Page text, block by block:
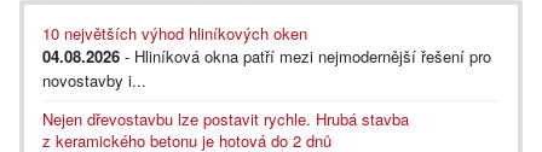
10 největších výhod hliníkových oken
04.08.2026 - Hliníková okna patří mezi nejmodernější řešení pro
novostavby i...
Nejen dřevostavbu lze postavit rychle. Hrubá stavba
z keramického betonu je hotová do 2 dnů